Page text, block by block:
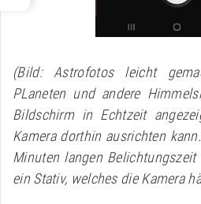
(Bild: Astrofotos leicht
PLaneten und andere
Bildschirm in Echtzeit
Kamera dorthin ausrichten
Minuten langen
ein Stativ, welches die Kamera